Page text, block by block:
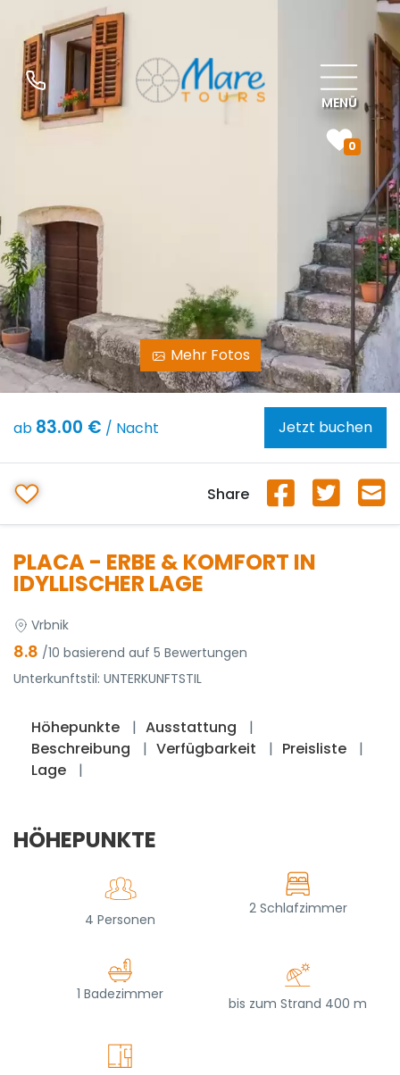
0
MENÜ
Mehr Fotos
PLACA - ERBE & KOMFORT IN
IDYLLISCHER LAGE
Vrbnik
8.8 /10 basierend auf 5 Bewertungen
Unterkunftstil: UNTERKUNFTSTIL
Höhepunkte
Ausstattung
Beschreibung
Verfügbarkeit
Preisliste
Lage
HÖHEPUNKTE
4 Personen
2 Schlafzimmer
1 Badezimmer
bis zum Strand 400 m
ab 83.00 € / Nacht Jetzt buchen
Share